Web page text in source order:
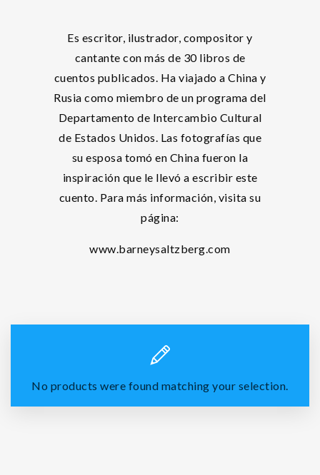
Es escritor, ilustrador, compositor y
cantante con más de 30 libros de
cuentos publicados. Ha viajado a China y
Rusia como miembro de un programa del
Departamento de Intercambio Cultural
de Estados Unidos. Las fotografías que
su esposa tomó en China fueron la
inspiración que le llevó a escribir este
cuento. Para más información, visita su
página:
www.barneysaltzberg.com
No products were found matching your selection.